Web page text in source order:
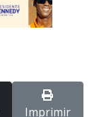
Imprimir